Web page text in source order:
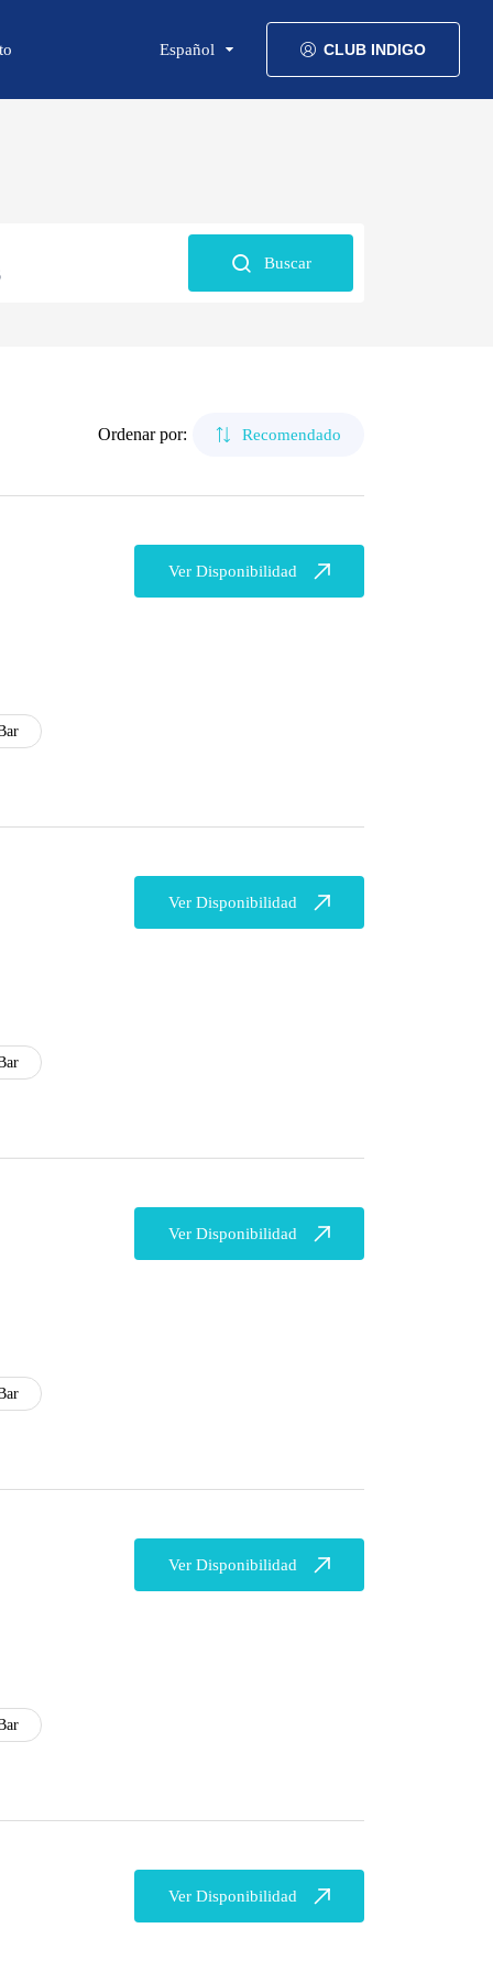
Español CLUB INDIGO
Buscar
Ordenar por: Recomendado
Ver Disponibilidad
Ver Disponibilidad
Ver Disponibilidad
Ver Disponibilidad
Ver Disponibilidad